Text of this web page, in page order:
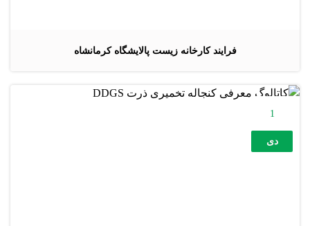
فرایند کارخانه زیست پالایشگاه کرمانشاه
1
دی